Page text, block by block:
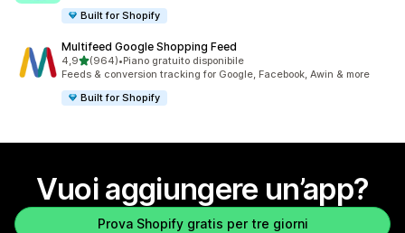
Built for Shopify
Multifeed Google Shopping Feed
4,9stelle su 5
(964)
964 recensioni totali
•Piano gratuito disponibile
Feeds & conversion tracking for Google, Facebook, Awin & more
Built for Shopify
Vuoi aggiungere un’app?
Prova Shopify gratis per tre giorni